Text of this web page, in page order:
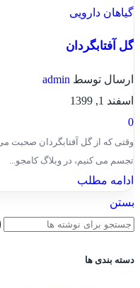
گیاهان دارویی
گل آفتابگردان
ارسال توسط admin
اسفند 1, 1399
0
وقتی که از گل آفتابگردان صحبت
تجسم می کنیم، در وبلاگ کامجو...
ادامه مطلب
بستن
دسته بندی ها